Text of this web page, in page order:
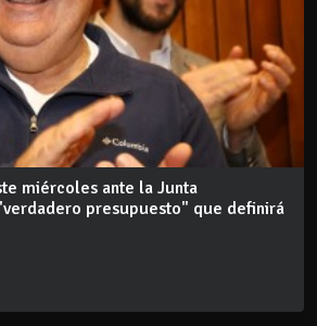
miércoles ante la Junta
presupuesto" que definirá